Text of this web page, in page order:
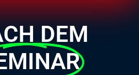
DEM